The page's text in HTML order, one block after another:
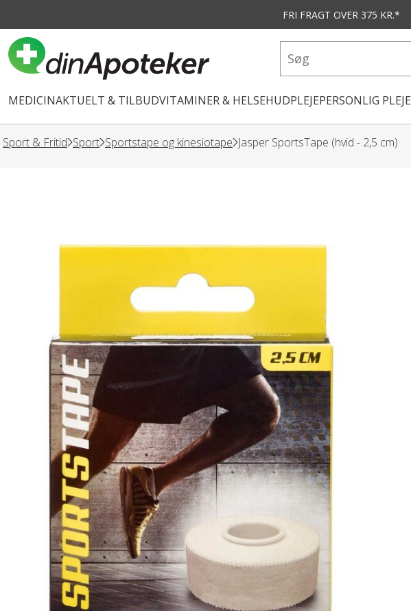
FRI FRAGT OVER 375 KR.*
MEDICINAKTUELT & TILBUDVITAMINER & HELSEHUDPLEJEPERSONLIG PLEJE
Sport & Fritid Sport Sportstape og kinesiotape Jasper SportsTape (hvid - 2,5 cm)